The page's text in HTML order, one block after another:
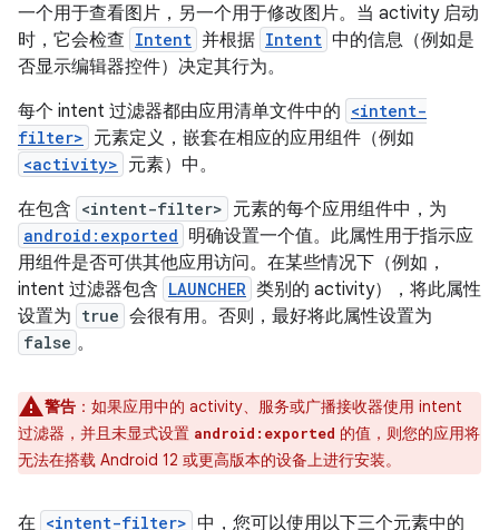
一个用于查看图片，另一个用于修改图片。当 activity 启动
时，它会检查 Intent 并根据 Intent 中的信息（例如是
否显示编辑器控件）决定其行为。
每个 intent 过滤器都由应用清单文件中的 <intent-
filter> 元素定义，嵌套在相应的应用组件（例如
<activity> 元素）中。
在包含 <intent-filter> 元素的每个应用组件中，为
android:exported 明确设置一个值。此属性用于指示应
用组件是否可供其他应用访问。在某些情况下（例如，
intent 过滤器包含 LAUNCHER 类别的 activity），将此属性
设置为 true 会很有用。否则，最好将此属性设置为
false 。
警告 ：如果应用中的 activity、服务或广播接收器使用 intent
过滤器，并且未显式设置 android:exported 的值，则您的应用将
无法在搭载 Android 12 或更高版本的设备上进行安装。
在 <intent-filter> 中，您可以使用以下三个元素中的